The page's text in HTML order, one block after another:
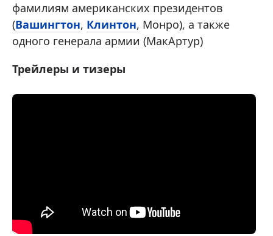
фамилиям американских президентов
(Вашингтон, Клинтон, Монро), а также
одного генерала армии (МакАртур)
Трейлеры и тизеры